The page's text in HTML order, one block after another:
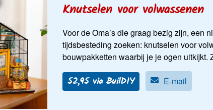
Knutselen voor volwassenen
Voor de Oma’s die graag bezig zijn, een
tijdsbesteding zoeken: knutselen voor
bouwpakketten waarbij je je ogen uitkijkt.
52,95 via BuilDIY E-mail